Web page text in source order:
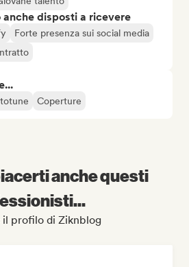
disposti a ricevere
Forte presenza sui social media
Coperture
anche questi
il profilo di Ziknblog